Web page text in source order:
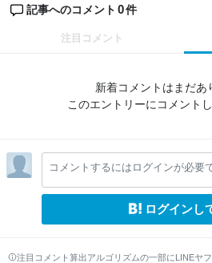
記事へのコメント 0件
注目コメント
新着コメントはまだあ
このエントリーにコメント
コメントするにはログインが必要
ログインし
注目コメント算出アルゴリズムの一部にLINEヤ